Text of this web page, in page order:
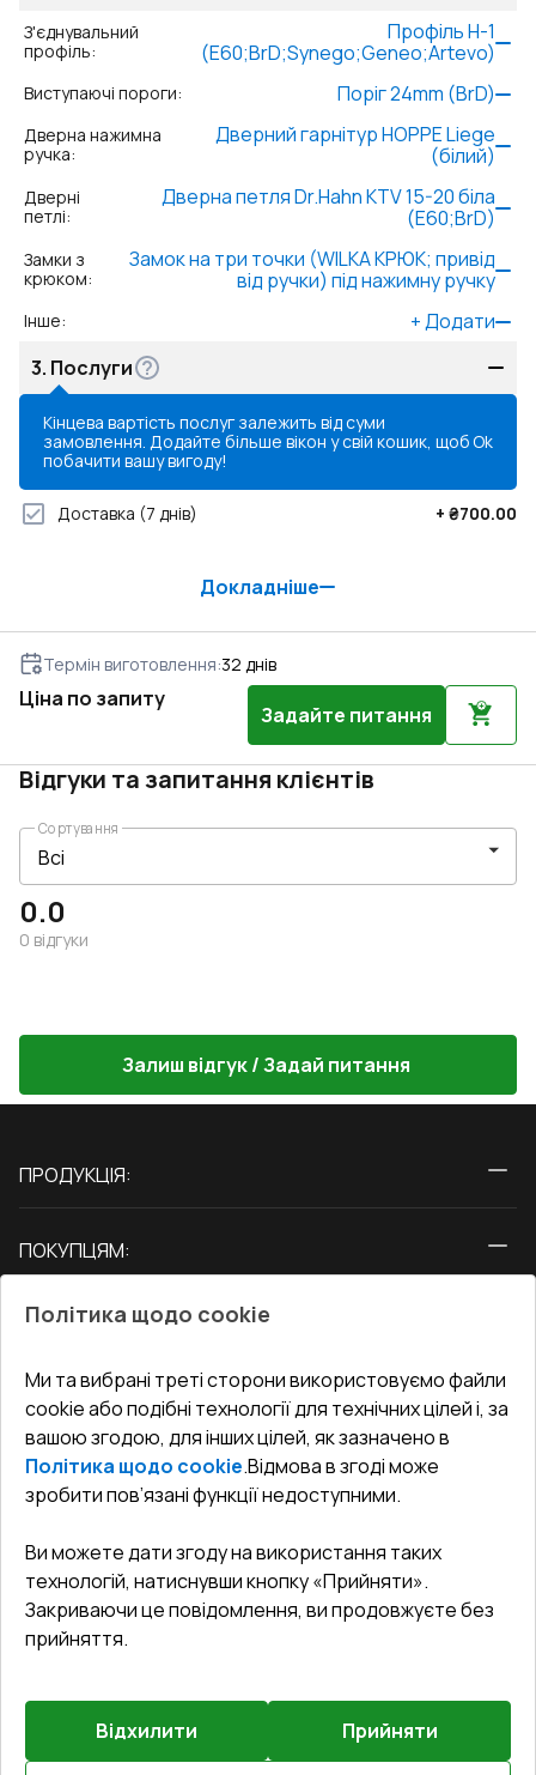
З'єднувальний
профіль:
Профіль Н-1
(E60;BrD;Synego;Geneo;Artevo)
Виступаючі пороги: Поріг 24mm (BrD)
Дверна нажимна
ручка:
Дверний гарнітур HOPPE Liege
(білий)
Дверні
петлі:
Дверна петля Dr.Hahn KTV 15-20 біла
(Е60;BrD)
Замки з
крюком:
Замок на три точки (WILKA КРЮК; привід
від ручки) під нажимну ручку
Інше: +Додати
3. Послуги
Кінцева вартість послуг залежить від суми
замовлення. Додайте більше вікон у свій кошик, щоб
побачити вашу вигоду!
Ok
Доставка (7 днів) + ₴700.00
Докладніше
Термін виготовлення:32 днів
Ціна по запиту
Задайте питання
Відгуки та запитання клієнтів
0.0
0 відгуки
Сортування
Залиш відгук / Задай питання
ПРОДУКЦІЯ:
Двері
ПОКУПЦЯМ:
Блог
Адреса гіпермаркета
Як правильно заміряти вікна
СЕРВІС ТА ОБЛУГОВУВАННЯ:
Доставка і Оплата
Гарантія та Сервіс
Повернення товару
Договір публічної оферти
КОНТАКТИ
Офіс:Україна, м. Вінниця, вул. Келецька 60 кв. 61
undefined(undefined)
©2026 Всі права захищені.
Сайт створено на платформіVitrager.com.
Політика щодо cookie
Ми та вибрані треті сторони використовуємо файли
cookie або подібні технології для технічних цілей і, за
вашою згодою, для інших цілей, як зазначено в
Політика щодо cookie.Відмова в згоді може
зробити пов’язані функції недоступними.
Ви можете дати згоду на використання таких
технологій, натиснувши кнопку «Прийняти».
Закриваючи це повідомлення, ви продовжуєте без
прийняття.
Відхилити Прийняти